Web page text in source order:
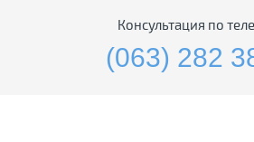
Консультация по
(063) 282